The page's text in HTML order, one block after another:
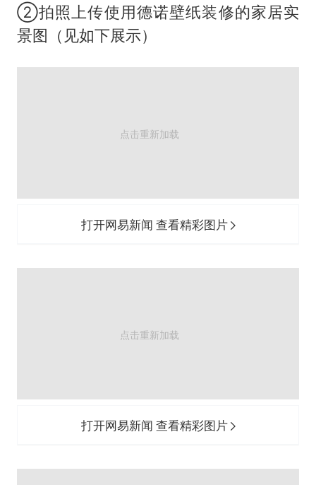
②拍照上传使用德诺壁纸装修的家居实
景图（见如下展示）
打开网易新闻 查看精彩图片
打开网易新闻 查看精彩图片